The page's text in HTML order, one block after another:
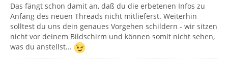
Das fängt schon damit an, daß du die erbetenen Infos zu
Anfang des neuen Threads nicht mitlieferst. Weiterhin
solltest du uns dein genaues Vorgehen schildern - wir sitzen
nicht vor deinem Bildschirm und können somit nicht sehen,
was du anstellst...